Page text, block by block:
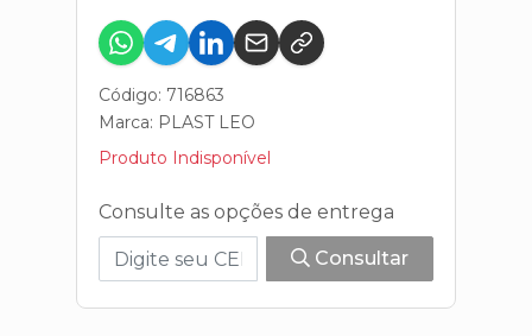
Código: 716863
Marca: PLAST LEO
Produto Indisponível
Consulte as opções de entrega
Consultar